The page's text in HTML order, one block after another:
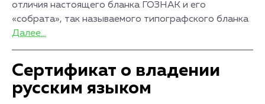
отличия настоящего бланка ГОЗНАК и его
«собрата», так называемого типографского бланка
Далее...
Сертификат о владении
русским языком